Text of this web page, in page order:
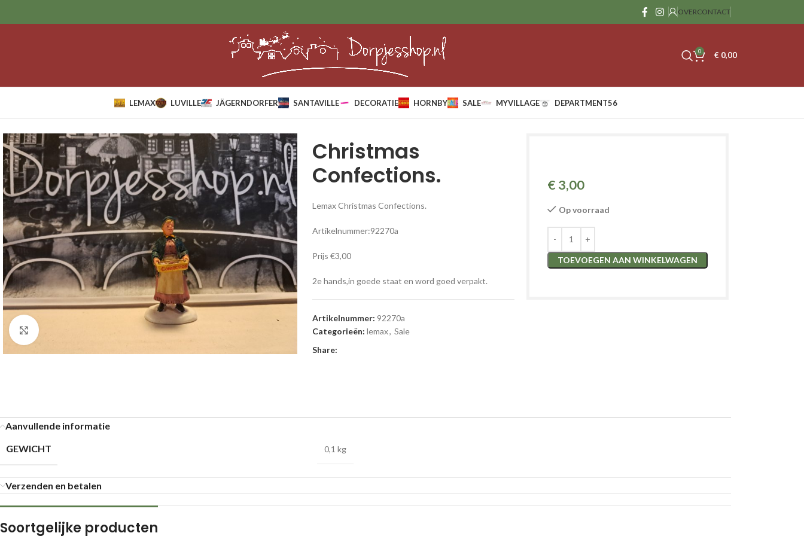
OVERCONTACT
0 € 0,00
LEMAX LUVILLE JÄGERNDORFER SANTAVILLE DECORATIE HORNBY SALE MYVILLAGE DEPARTMENT56
Christmas
Confections.
Lemax Christmas Confections.
Artikelnummer:92270a
Prijs €3,00
2e hands,in goede staat en word goed verpakt.
€ 3,00
Op voorraad
TOEVOEGEN AAN WINKELWAGEN
Artikelnummer: 92270a
Categorieën: lemax, Sale
Share:
Aanvullende informatie
GEWICHT
0,1 kg
Verzenden en betalen
Soortgelijke producten